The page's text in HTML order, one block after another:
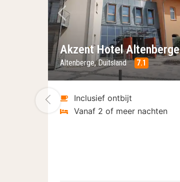
Vorige foto
Akzent Hotel Altenberge
Altenberge, Duitsland 7.1
Inclusief ontbijt
Vanaf 2 of meer nachten
Vorige foto